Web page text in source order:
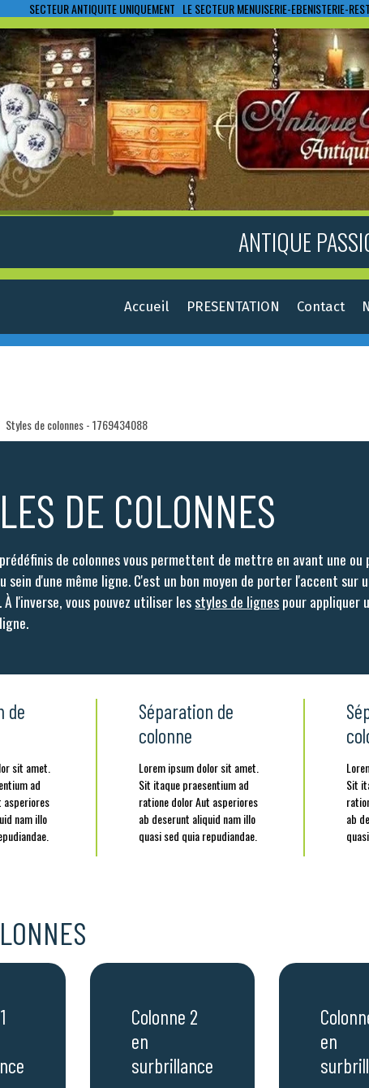
SECTEUR ANTIQUITE UNIQUEMENT LE SECTEUR MENUISERIE-EBENISTERIE-
ANTIQUE
Accueil PRESENTATION Contact
Styles de colonnes - 1769434088
DE COLONNES
de colonnes vous permettent de mettre en avant une ou
sein d'une même ligne. C'est un bon moyen de porter l'accent sur
l'inverse, vous pouvez utiliser lesstyles de lignespour appliquer
de
sit amet.
ad
asperiores
nam illo
Séparation de
colonne
Lorem ipsum dolor sit amet.
Sit itaque praesentium ad
ratione dolor Aut asperiores
ab deserunt aliquid nam illo
quasi sed quia repudiandae.
Sit
ab
Colonne 2
en
surbrillance
en